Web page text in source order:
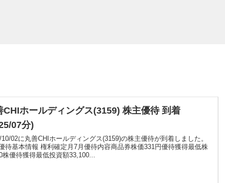
CHIホールディングス(3159) 株主優待 到着
07分)
10/02に丸善CHIホールディングス(3159)の株主優待が到着しました。
待基本情報 権利確定月7月優待内容商品券株価331円優待獲得最低株
株優待獲得最低投資額33,100...